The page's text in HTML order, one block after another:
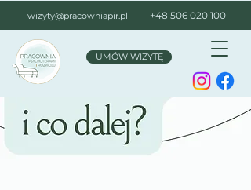
wizyty@pracowniapir.pl +48 506 020 100
UMÓW WIZYTĘ